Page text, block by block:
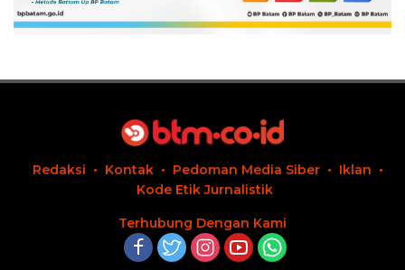
Redaksi Kontak Pedoman Media Siber
Iklan
Kode Etik Jurnalistik
Terhubung Dengan Kami